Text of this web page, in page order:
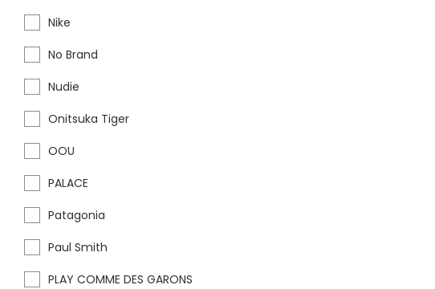
Nike
No Brand
Nudie
Onitsuka Tiger
OOU
PALACE
Patagonia
Paul Smith
PLAY COMME DES GARONS